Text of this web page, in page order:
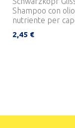
Shampoo con olio
nutriente per
2,45 €